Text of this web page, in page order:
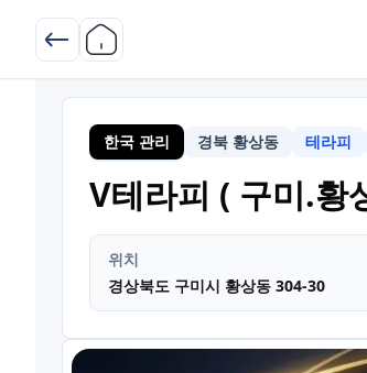
한국 관리 경북 황상동 테라피
V테라피 ( 구미.황
위치
경상북도 구미시 황상동 304-30